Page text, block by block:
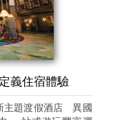
義住宿體驗
主題渡假酒店 異國